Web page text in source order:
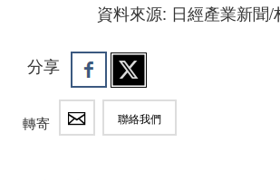
資料來源: 日經產業新聞
分享
轉寄 聯絡我們